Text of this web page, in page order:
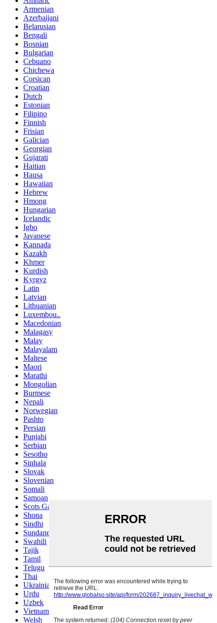
Armenian
Azerbaijani
Belarusian
Bengali
Bosnian
Bulgarian
Cebuano
Chichewa
Corsican
Croatian
Dutch
Estonian
Filipino
Finnish
Frisian
Galician
Georgian
Gujarati
Haitian
Hausa
Hawaiian
Hebrew
Hmong
Hungarian
Icelandic
Igbo
Javanese
Kannada
Kazakh
Khmer
Kurdish
Kyrgyz
Latin
Latvian
Lithuanian
Luxembou..
Macedonian
Malagasy
Malay
Malayalam
Maltese
Maori
Marathi
Mongolian
Burmese
Nepali
Norwegian
Pashto
Persian
Punjabi
Serbian
Sesotho
Sinhala
Slovak
Slovenian
Somali
Samoan
Scots Gaelic
Shona
Sindhi
Sundanese
Swahili
Tajik
Tamil
Telugu
Thai
Ukrainian
Urdu
Uzbek
Vietnamese
Welsh